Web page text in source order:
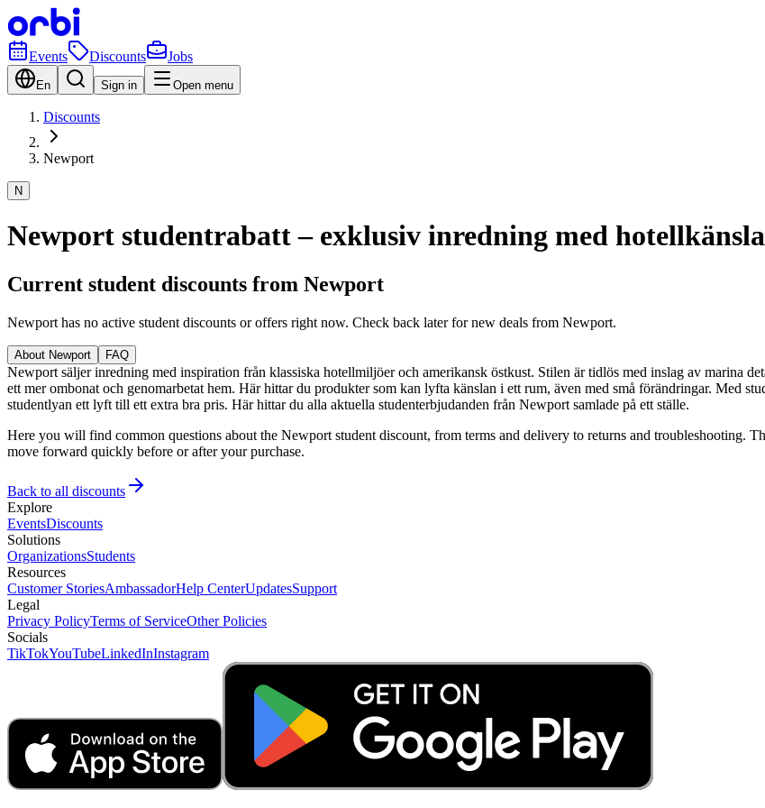
Events Discounts Jobs
En Sign in Open menu
Discounts
Newport
N
Newport studentrabatt – exklusiv inredning med
Current student discounts from Newport
Newport has no active student discounts or offers right now. Check back later for new deals from Newport.
About Newport FAQ
Newport säljer inredning med inspiration från klassiska hotellmiljöer och amerikansk östkust. Stilen är tidlös med inslag av marina
ett mer ombonat och genomarbetat hem. Här hittar du produkter som kan lyfta känslan i ett rum, även med små förändringar. Med
studentlyan ett lyft till ett extra bra pris. Här hittar du alla aktuella studenterbjudanden från Newport samlade på ett ställe.
Here you will find common questions about the Newport student discount, from terms and delivery to returns and troubleshooting.
move forward quickly before or after your purchase.
Back to all discounts
Explore
EventsDiscounts
Solutions
OrganizationsStudents
Resources
Customer StoriesAmbassadorHelp CenterUpdatesSupport
Legal
Privacy PolicyTerms of ServiceOther Policies
Socials
TikTokYouTubeLinkedInInstagram